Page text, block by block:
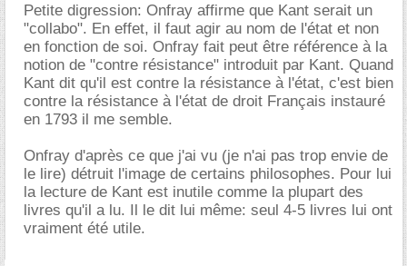
Petite digression: Onfray affirme que Kant serait un
"collabo". En effet, il faut agir au nom de l'état et non
en fonction de soi. Onfray fait peut être référence à la
notion de "contre résistance" introduit par Kant. Quand
Kant dit qu'il est contre la résistance à l'état, c'est bien
contre la résistance à l'état de droit Français instauré
en 1793 il me semble.
Onfray d'après ce que j'ai vu (je n'ai pas trop envie de
le lire) détruit l'image de certains philosophes. Pour lui
la lecture de Kant est inutile comme la plupart des
livres qu'il a lu. Il le dit lui même: seul 4-5 livres lui ont
vraiment été utile.